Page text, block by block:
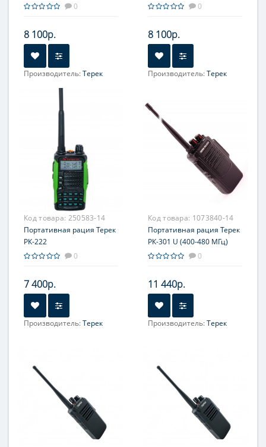
0
8 100р.
Производитель:Терек
0
8 100р.
Производитель:Терек
Код товара: 250583-14
Портативная рация Терек
РК-222
0
7 400р.
Производитель:Терек
Код товара: 1073840-14
Портативная рация Терек
РК-301 U (400-480 МГц)
0
11 440р.
Производитель:Терек